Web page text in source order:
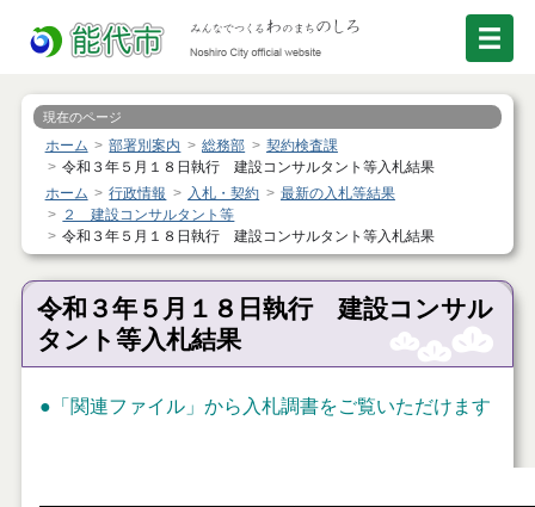
現在のページ
ホーム 部署別案内 総務部
契約検査課
令和３年５月１８日執行 建設コンサルタント等入札結果
ホーム
行政情報 入札・契約
最新の入札等結果
２ 建設コンサルタント等
令和３年５月１８日執行 建設コンサルタント等入札結果
令和３年５月１８日執行 建設コンサル
タント等入札結果
● 「関連ファイル」 から入札調書をご覧いただけます